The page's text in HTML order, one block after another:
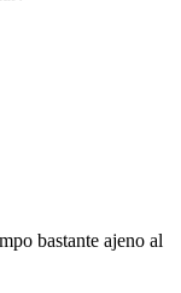
bastante ajeno al